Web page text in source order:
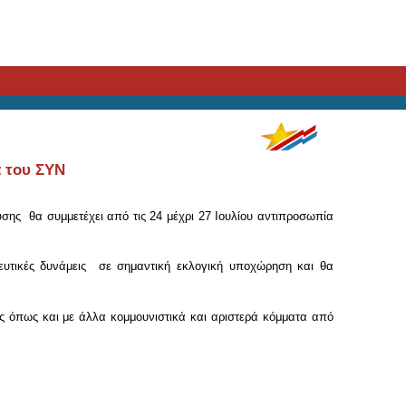
του ΣΥΝ
θα συμμετέχει από τις 24 μέχρι 27 Ιουλίου αντιπροσωπία
δυνάμεις σε σημαντική εκλογική υποχώρηση και θα
όπως και με άλλα κομμουνιστικά και αριστερά κόμματα από